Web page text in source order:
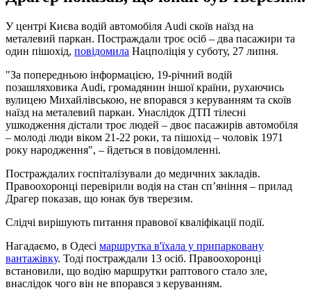
У центрі Києва водій автомобіля Audi скоїв наїзд на
металевий паркан. Постраждали троє осіб – два пасажири та
один пішохід, повідомила Нацполіція у суботу, 27 липня.
"За попередньою інформацією, 19-річний водій
позашляховика Audi, громадянин іншої країни, рухаючись
вулицею Михайлівською, не впорався з керуванням та скоїв
наїзд на металевий паркан. Унаслідок ДТП тілесні
ушкодження дістали троє людей – двоє пасажирів автомобіля
– молоді люди віком 21-22 роки, та пішохід – чоловік 1971
року народження", – йдеться в повідомленні.
Постраждалих госпіталізували до медичних закладів.
Правоохоронці перевірили водія на стан сп’яніння – прилад
Драгер показав, що юнак був тверезим.
Слідчі вирішують питання правової кваліфікації події.
Нагадаємо, в Одесі маршрутка в'їхала у припарковану
вантажівку. Тоді постраждали 13 осіб. Правоохоронці
встановили, що водію маршрутки раптового стало зле,
внаслідок чого він не впорався з керуванням.